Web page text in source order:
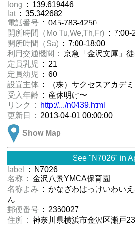
long : 139.619446
lat : 35.342682
電話番号 : 045-783-4250
開所時間（Mo,Tu,We,Th,Fr) : 7:00-
開所時間（Sa) : 7:00-18:00
利用交通機関
: 京急「金沢文庫」
定員乳児
: 21
定員幼児
: 60
設置主体 : （株）サクセスアカデミ
受入年齢 : 産休明け〜
リンク
:
http://.../n0439.html
更新日
: 2013-04-01 00:00:00
Show Map
See "N7026" in
label
: N7026
名称 : 金沢八景YMCA保育園
名称よみ : かなざわはっけいわい
ん
郵便番号 : 2360027
住所 : 神奈川県横浜市金沢区瀬戸